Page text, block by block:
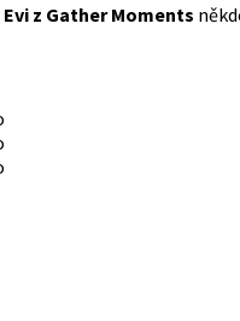
Evi z Gather Moments